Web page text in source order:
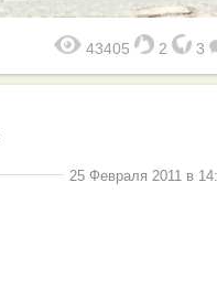
43405 2 3
25 Февраля 2011 в